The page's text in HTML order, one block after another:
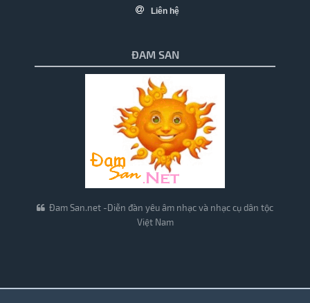
Liên hệ
ĐAM SAN
Đam San.net -Diễn đàn yêu âm nhạc và nhạc cụ dân tộc
Việt Nam